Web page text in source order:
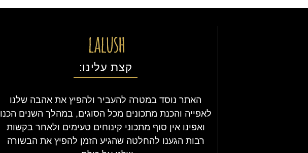
קצת עלינו:
האתר נוסד במטרה להעביר ולהפיץ את אהבה שלנו
לאפייה והכנת מתכונים מכל הסוגים, במהלך השנים הכנו
ואפינו אין סוף מתכוני קינוחים טעימים ולאחר בקשות
רבות הגענו להחלטה שהגיע הזמן להפיץ את הבשורה